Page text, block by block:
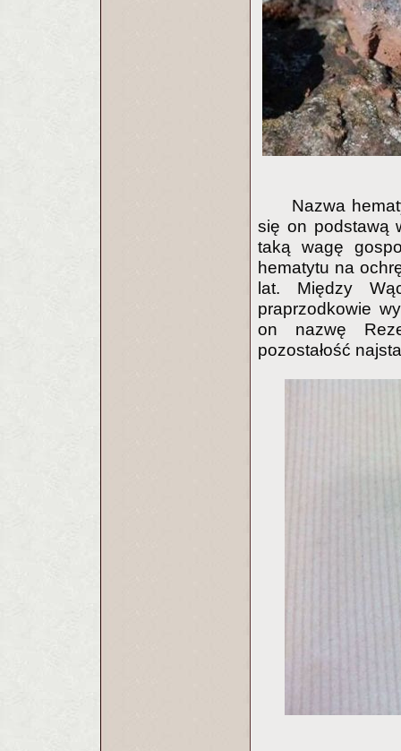
Nazwa
się on podstawą
taką wagę
hematytu na
lat. Między
praprzodkowie
on nazwę
pozostałość